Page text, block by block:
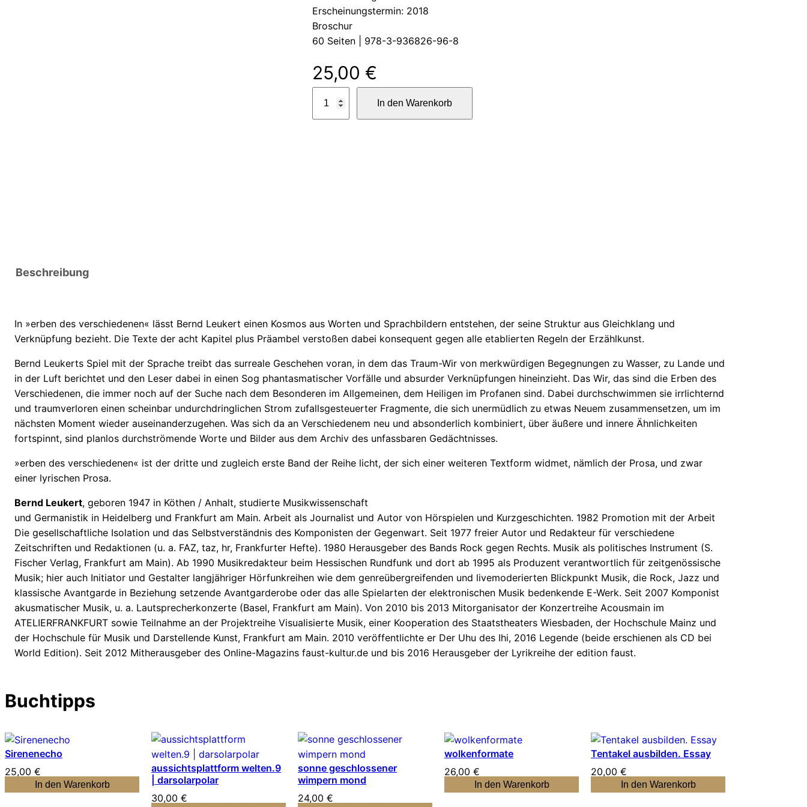
Erscheinungstermin: 2018
Broschur
60 Seiten | 978-3-936826-96-8
25,00 €
e
d
n
e
n
M
e
n
e
In den Warenkorb
Beschreibung
In »erben des verschiedenen« lässt Bernd Leukert einen Kosmos aus Worten und Sprachbildern entstehen, der seine Struktur aus Gleichklang und
Verknüpfung bezieht. Die Texte der acht Kapitel plus Präambel verstoßen dabei konsequent gegen alle etablierten Regeln der Erzählkunst.
Bernd Leukerts Spiel mit der Sprache treibt das surreale Geschehen voran, in dem das Traum-Wir von merkwürdigen Begegnungen zu Wasser, zu Lande und
in der Luft berichtet und den Leser dabei in einen Sog phantasmatischer Vorfälle und absurder Verknüpfungen hineinzieht. Das Wir, das sind die Erben des
Verschiedenen, die immer noch auf der Suche nach dem Besonderen im Allgemeinen, dem Heiligen im Profanen sind. Dabei durchschwimmen sie irrlichternd
und traumverloren einen scheinbar undurchdringlichen Strom zufallsgesteuerter Fragmente, die sich unermüdlich zu etwas Neuem zusammensetzen, um im
nächsten Moment wieder auseinanderzugehen. Was sich da an Verschiedenem neu und absonderlich kombiniert, über äußere und innere Ähnlichkeiten
fortspinnt, sind planlos durchströmende Worte und Bilder aus dem Archiv des unfassbaren Gedächtnisses.
»erben des verschiedenen« ist der dritte und zugleich erste Band der Reihe licht, der sich einer weiteren Textform widmet, nämlich der Prosa, und zwar
einer lyrischen Prosa.
Bernd Leukert, geboren 1947 in Köthen / Anhalt, studierte Musikwissenschaft
und Germanistik in Heidelberg und Frankfurt am Main. Arbeit als Journalist und Autor von Hörspielen und Kurzgeschichten. 1982 Promotion mit der Arbeit
Die gesellschaftliche Isolation und das Selbstverständnis des Komponisten der Gegenwart. Seit 1977 freier Autor und Redakteur für verschiedene
Zeitschriften und Redaktionen (u. a. FAZ, taz, hr, Frankfurter Hefte). 1980 Herausgeber des Bands Rock gegen Rechts. Musik als politisches Instrument (S.
Fischer Verlag, Frankfurt am Main). Ab 1990 Musikredakteur beim Hessischen Rundfunk und dort ab 1995 als Produzent verantwortlich für zeitgenössische
Musik; hier auch Initiator und Gestalter langjähriger Hörfunkreihen wie dem genreübergreifenden und livemoderierten Blickpunkt Musik, die Rock, Jazz und
klassische Avantgarde in Beziehung setzende Avantgarderobe oder das alle Spielarten der elektronischen Musik bedenkende E-Werk. Seit 2007 Komponist
akusmatischer Musik, u. a. Lautsprecherkonzerte (Basel, Frankfurt am Main). Von 2010 bis 2013 Mitorganisator der Konzertreihe Acousmain im
ATELIERFRANKFURT sowie Teilnahme an der Projektreihe Visualisierte Musik, einer Kooperation des Staatstheaters Wiesbaden, der Hochschule Mainz und
der Hochschule für Musik und Darstellende Kunst, Frankfurt am Main. 2010 veröffentlichte er Der Uhu des Ihi, 2016 Legende (beide erschienen als CD bei
World Edition). Seit 2012 Mitherausgeber des Online-Magazins faust-kultur.de und bis 2016 Herausgeber der Lyrikreihe der edition faust.
Buchtipps
Sirenenecho
25,00 €
In den Warenkorb
aussichtsplattform welten.9
| darsolarpolar
30,00 €
sonne geschlossener
wimpern mond
24,00 €
wolkenformate
26,00 €
In den Warenkorb
Tentakel ausbilden. Essay
20,00 €
In den Warenkorb